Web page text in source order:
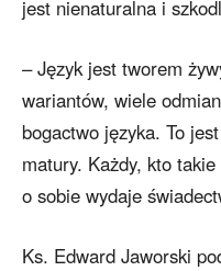
jest nienaturalna i
– Język jest tworem
wariantów, wiele
bogactwo języka. To
matury. Każdy, kto
o sobie wydaje
Ks. Edward Jaworski